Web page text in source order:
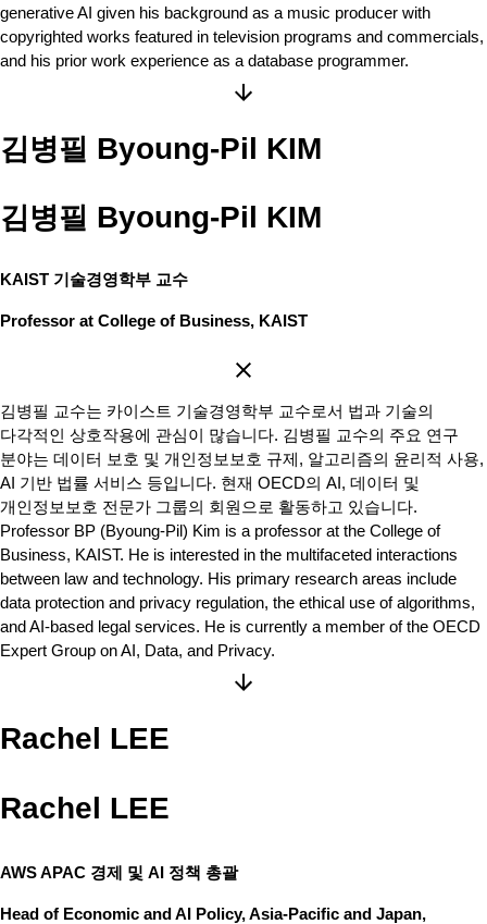
generative AI given his background as a music producer with
copyrighted works featured in television programs and commercials,
and his prior work experience as a database programmer.
김병필 Byoung-Pil KIM
김병필 Byoung-Pil KIM
KAIST 기술경영학부 교수
Professor at College of Business, KAIST
김병필 교수는 카이스트 기술경영학부 교수로서 법과 기술의
다각적인 상호작용에 관심이 많습니다. 김병필 교수의 주요 연구
분야는 데이터 보호 및 개인정보보호 규제, 알고리즘의 윤리적 사용,
AI 기반 법률 서비스 등입니다. 현재 OECD의 AI, 데이터 및
개인정보보호 전문가 그룹의 회원으로 활동하고 있습니다.
Professor BP (Byoung-Pil) Kim is a professor at the College of
Business, KAIST. He is interested in the multifaceted interactions
between law and technology. His primary research areas include
data protection and privacy regulation, the ethical use of algorithms,
and AI-based legal services. He is currently a member of the OECD
Expert Group on AI, Data, and Privacy.
Rachel LEE
Rachel LEE
AWS APAC 경제 및 AI 정책 총괄
Head of Economic and AI Policy, Asia-Pacific and Japan,